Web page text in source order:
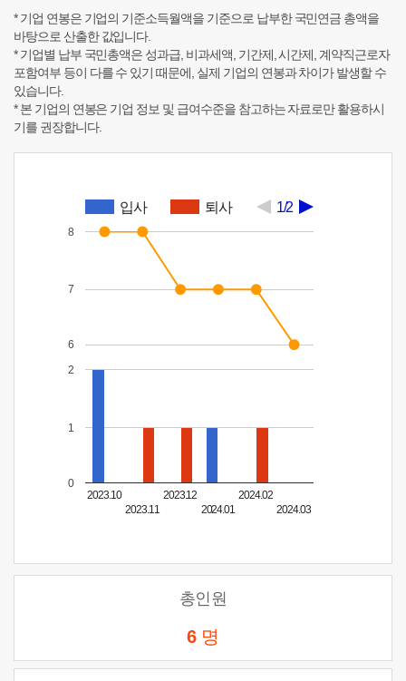
* 기업 연봉은 기업의 기준소득월액을 기준으로 납부한 국민연금 총액을
바탕으로 산출한 값입니다.
* 기업별 납부 국민총액은 성과급, 비과세액, 기간제, 시간제, 계약직근로자
포함여부 등이 다를 수 있기 때문에, 실제 기업의 연봉과 차이가 발생할 수
있습니다.
* 본 기업의 연봉은 기업 정보 및 급여수준을 참고하는 자료로만 활용하시
기를 권장합니다.
입사 퇴사 1/2
2023.10
2023.11
2023.12
2024.01
2024.02
2024.03
0
1
2
6
7
8
총인원
6 명